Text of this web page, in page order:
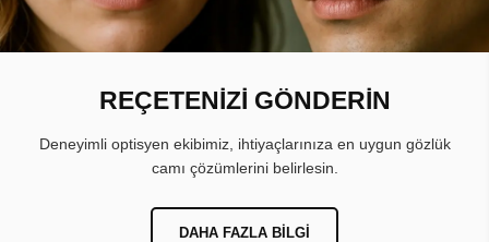
REÇETENİZİ GÖNDERİN
Deneyimli optisyen ekibimiz, ihtiyaçlarınıza en uygun gözlük
camı çözümlerini belirlesin.
DAHA FAZLA BILGI